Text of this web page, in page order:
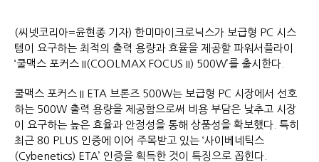
(씨넷코리아=윤현종 기자) 한미마이크로닉스가 보급형 PC 시스
템이 요구하는 최적의 출력 용량과 효율을 제공할 파워서플라이
‘쿨맥스 포커스 II(COOLMAX FOCUS II) 500W’를 출시한다.
쿨맥스 포커스 II ETA 브론즈 500W는 보급형 PC 시장에서 선호
하는 500W 출력 용량을 제공함으로써 비용 부담은 낮추고 시장
이 요구하는 높은 효율과 안정성을 통해 상품성을 확보했다. 특히
최근 80 PLUS 인증에 이어 주목받고 있는 ‘사이베네틱스
(Cybenetics) ETA’ 인증을 획득한 것이 특징으로 꼽힌다.